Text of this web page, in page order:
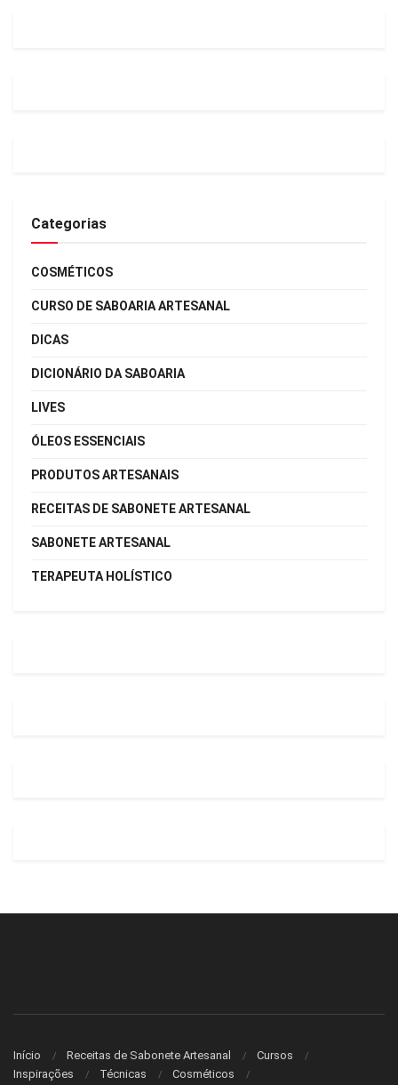
Categorias
COSMÉTICOS
CURSO DE SABOARIA ARTESANAL
DICAS
DICIONÁRIO DA SABOARIA
LIVES
ÓLEOS ESSENCIAIS
PRODUTOS ARTESANAIS
RECEITAS DE SABONETE ARTESANAL
SABONETE ARTESANAL
TERAPEUTA HOLÍSTICO
Início Receitas de Sabonete Artesanal
Cursos
Inspirações
Técnicas Cosméticos